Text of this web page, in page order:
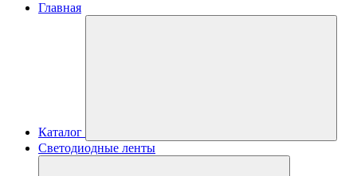
Главная
Каталог
Светодиодные ленты